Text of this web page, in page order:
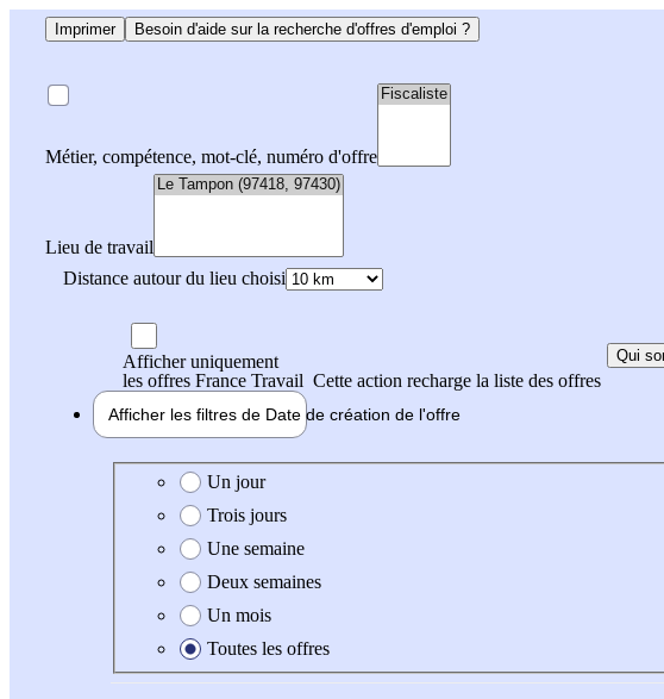
Imprimer Besoin d'aide sur la recherche d'offres d'emploi ?
Métier, compétence, mot-clé, numéro d'offre
Lieu de travail
Distance autour du lieu choisi
Afficher uniquement
les offres France Travail Cette action recharge la liste des offres
Qui
Afficher les filtres de Date de création de l'offre
Date de création de l'offre
Un jour
Trois jours
Une semaine
Deux semaines
Un mois
Toutes les offres